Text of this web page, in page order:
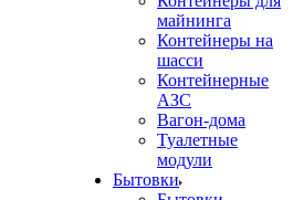
майнинга
Контейнеры на
шасси
Контейнерные
АЗС
Вагон-дома
Туалетные
модули
Бытовки